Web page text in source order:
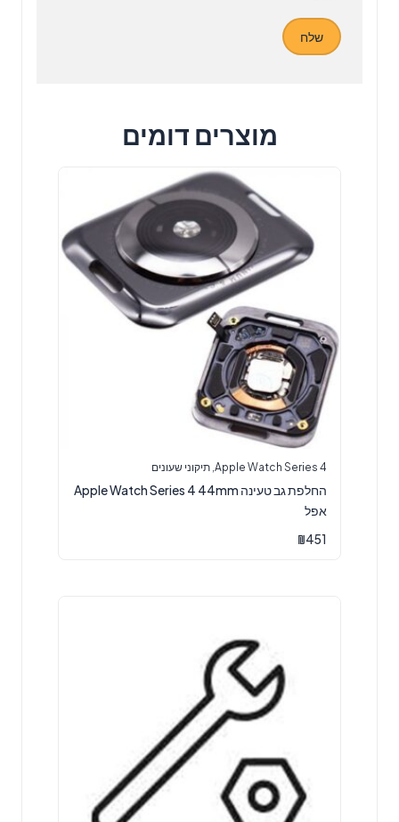
מוצרים דומים
Apple Watch Series 4
,תיקוני שעונים
החלפת גב טעינה Apple Watch Series 4 44mm
אפל
₪451